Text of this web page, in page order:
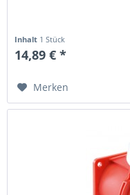
Inhalt 1 Stück
14,89 € *
Merken